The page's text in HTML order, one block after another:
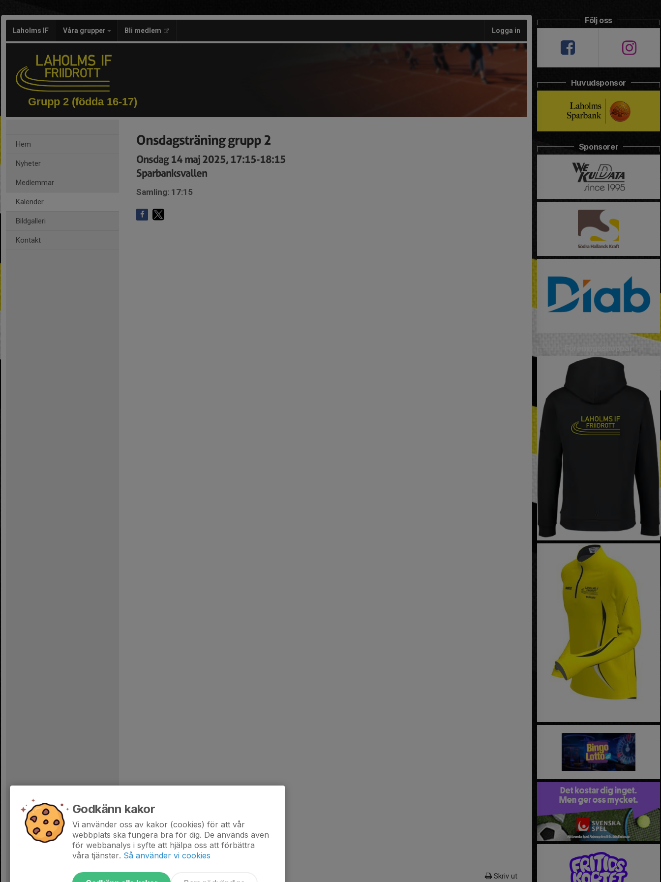
Laholms IF Våra grupper Bli medlem Logga in
Grupp 2 (födda 16-17)
Hem
Nyheter
Medlemmar
Kalender
Bildgalleri
Kontakt
Onsdagsträning grupp 2
Onsdag 14 maj 2025, 17:15-18:15
Sparbanksvallen
Samling: 17:15
Skriv ut
Följ oss
Huvudsponsor
Sponsorer
Godkänn kakor
Vi använder oss av kakor (cookies) för att vår
webbplats ska fungera bra för dig. De används även
för webbanalys i syfte att hjälpa oss att förbättra
våra tjänster. Så använder vi cookies